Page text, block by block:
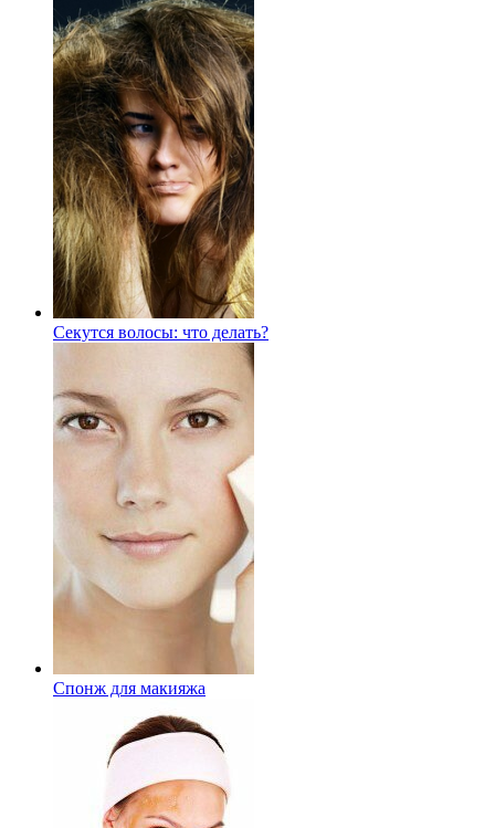
Секутся волосы: что делать?
Спонж для макияжа